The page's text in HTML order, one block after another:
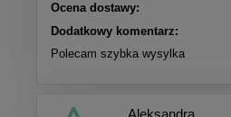
Ocena dostawy:
Dodatkowy komentarz:
Polecam szybka wysylka
Aleksandra